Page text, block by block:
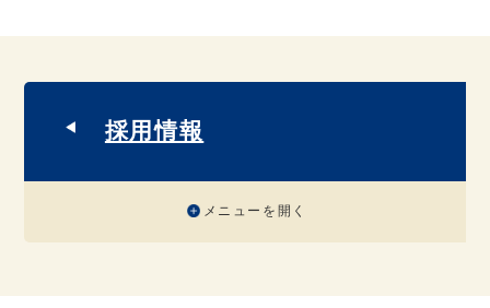
採用情報
メニューを開く